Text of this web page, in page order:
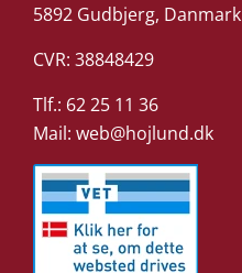
5892 Gudbjerg, Danmark
CVR: 38848429
Tlf.: 62 25 11 36
Mail: web@hojlund.dk